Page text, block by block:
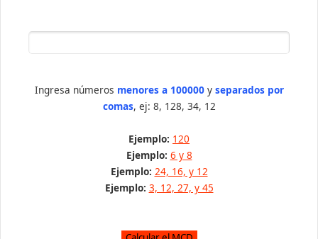
Ingresa números menores a 100000y separados por
comas, ej: 8, 128, 34, 12
Ejemplo: 120
Ejemplo: 6 y 8
Ejemplo: 24, 16, y 12
Ejemplo: 3, 12, 27, y 45